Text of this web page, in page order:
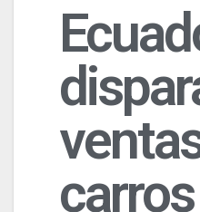
carros